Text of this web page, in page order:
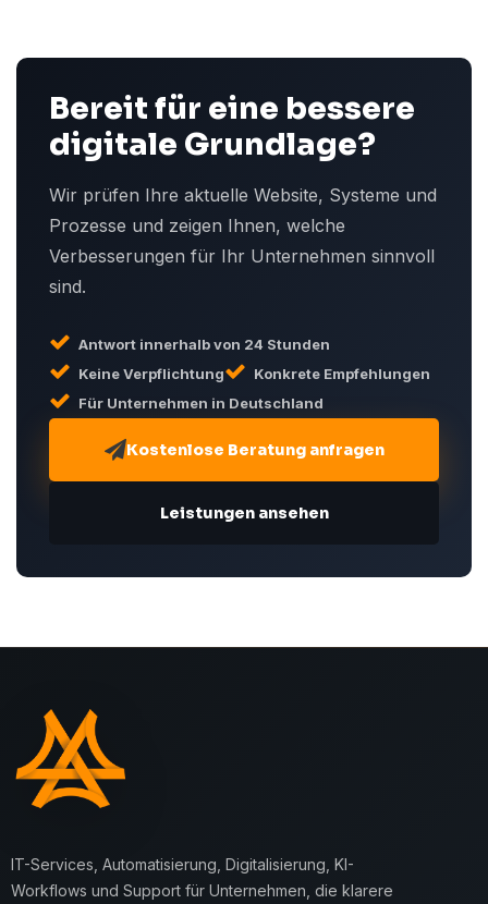
Bereit für eine bessere
digitale Grundlage?
Wir prüfen Ihre aktuelle Website, Systeme und
Prozesse und zeigen Ihnen, welche
Verbesserungen für Ihr Unternehmen sinnvoll
sind.
Antwort innerhalb von 24 Stunden
Keine Verpflichtung
Konkrete Empfehlungen
Für Unternehmen in Deutschland
Kostenlose Beratung anfragen
Leistungen ansehen
IT-Services, Automatisierung, Digitalisierung, KI-
Workflows und Support für Unternehmen, die klarere